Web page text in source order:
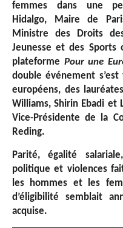
femmes dans une
Hidalgo, Maire de
Ministre des Droits
Jeunesse et des
plateforme Pour une
double événement
européens, des
Williams, Shirin Ebadi et
Vice-Présidente de la
Reding.
Parité, égalité
politique et violences
les hommes et les
d’éligibilité semblait
acquise.